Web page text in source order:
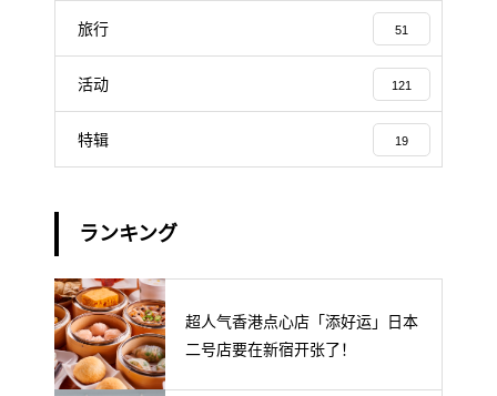
旅行 51
活动 121
特辑 19
ランキング
超人气香港点心店「添好运」日本
二号店要在新宿开张了！